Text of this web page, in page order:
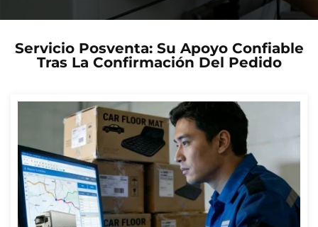
Servicio Posventa: Su Apoyo Confiable
Tras La Confirmación Del Pedido